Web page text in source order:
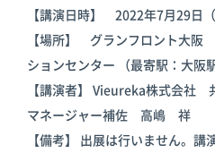
【講演日時】 2022年7月29日
【場所】 グランフロント大阪
ションセンター （最寄駅：大阪
【講演者】 Vieureka株式会社
マネージャー補佐 高嶋 祥
【備考】 出展は行いません。講